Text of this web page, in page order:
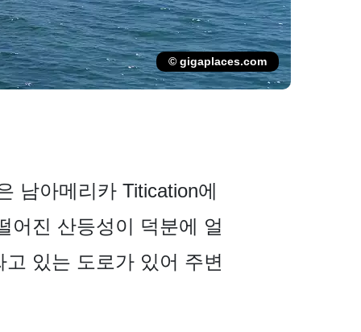
© gigaplaces.com
남아메리카 Titication에
어진 산등성이 덕분에 얼
있는 도로가 있어 주변